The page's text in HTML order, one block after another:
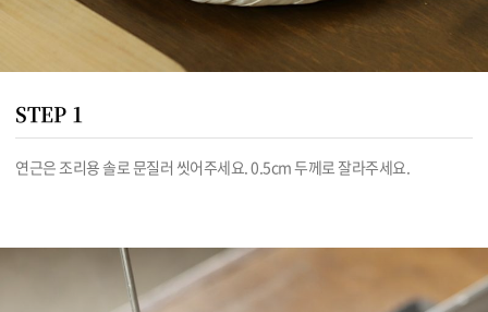
STEP 1
연근은 조리용 솔로 문질러 씻어주세요. 0.5cm 두께로 잘라주세요.